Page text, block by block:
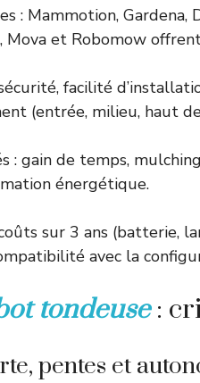
: Mammotion, Gardena,
et Robomow
facilité
(entrée, milieu, haut
: gain de temps,
énergétique.
sur 3 ans (batterie,
avec la
tondeuse:
pentes et